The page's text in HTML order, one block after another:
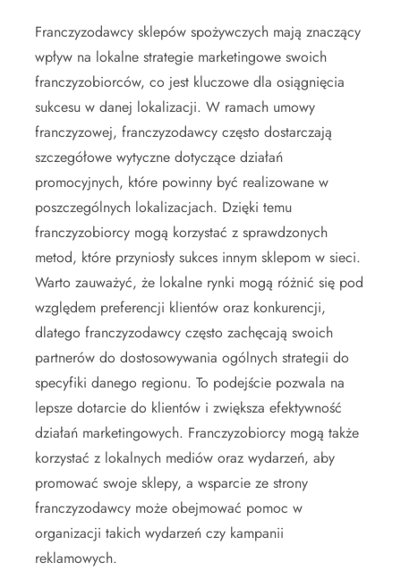
Franczyzodawcy sklepów spożywczych mają znaczący
wpływ na lokalne strategie marketingowe swoich
franczyzobiorców, co jest kluczowe dla osiągnięcia
sukcesu w danej lokalizacji. W ramach umowy
franczyzowej, franczyzodawcy często dostarczają
szczegółowe wytyczne dotyczące działań
promocyjnych, które powinny być realizowane w
poszczególnych lokalizacjach. Dzięki temu
franczyzobiorcy mogą korzystać z sprawdzonych
metod, które przyniosły sukces innym sklepom w sieci.
Warto zauważyć, że lokalne rynki mogą różnić się pod
względem preferencji klientów oraz konkurencji,
dlatego franczyzodawcy często zachęcają swoich
partnerów do dostosowywania ogólnych strategii do
specyfiki danego regionu. To podejście pozwala na
lepsze dotarcie do klientów i zwiększa efektywność
działań marketingowych. Franczyzobiorcy mogą także
korzystać z lokalnych mediów oraz wydarzeń, aby
promować swoje sklepy, a wsparcie ze strony
franczyzodawcy może obejmować pomoc w
organizacji takich wydarzeń czy kampanii
reklamowych.